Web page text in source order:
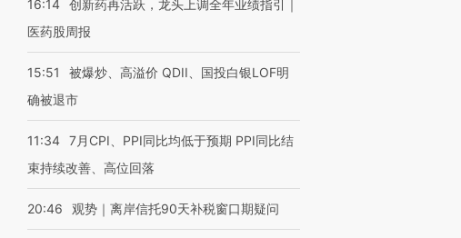
16:14 创新药再活跃，龙头上调全年业绩指引｜
医药股周报
15:51
被爆炒、高溢价 QDII、国投白银LOF明
确被退市
11:34 7月CPI、PPI同比均低于预期 PPI同比结
束持续改善、高位回落
20:46 观势｜离岸信托90天补税窗口期疑问